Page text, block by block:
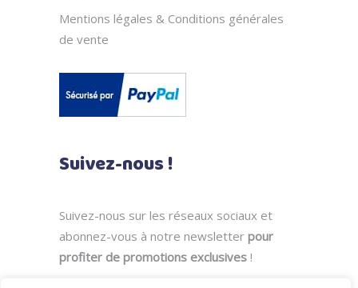
Mentions légales & Conditions générales
de vente
Suivez-nous !
Suivez-nous sur les réseaux sociaux et
abonnez-vous à notre newsletter pour
profiter de promotions exclusives !